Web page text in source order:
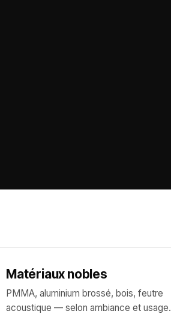
Matériaux nobles
PMMA, aluminium brossé, bois, feutre
acoustique — selon ambiance et usage.